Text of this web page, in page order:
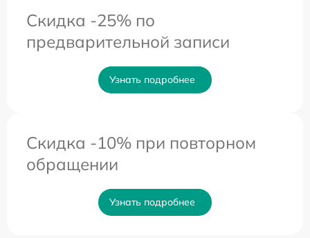
Скидка -25% по
предварительной записи
Узнать подробнее
Скидка -10% при повторном
обращении
Узнать подробнее